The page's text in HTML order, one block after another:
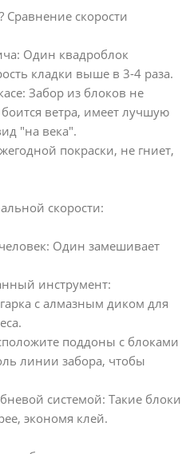
скорости
Один квадроблок
кладки выше в 3-4 раза.
Забор из блоков не
ветра, имеет лучшую
"на века".
покраски, не гниет,
скорости:
Один замешивает
инструмент:
с алмазным диком для
поддоны с блоками
линии забора, чтобы
системой: Такие блоки
экономя клей.